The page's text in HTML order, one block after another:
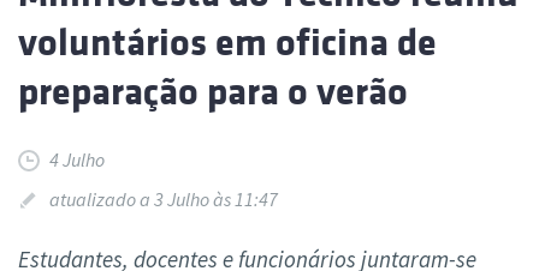
voluntários em oficina de
preparação para o verão
4 Julho
atualizado a 3 Julho às 11:47
Estudantes, docentes e funcionários juntaram-se